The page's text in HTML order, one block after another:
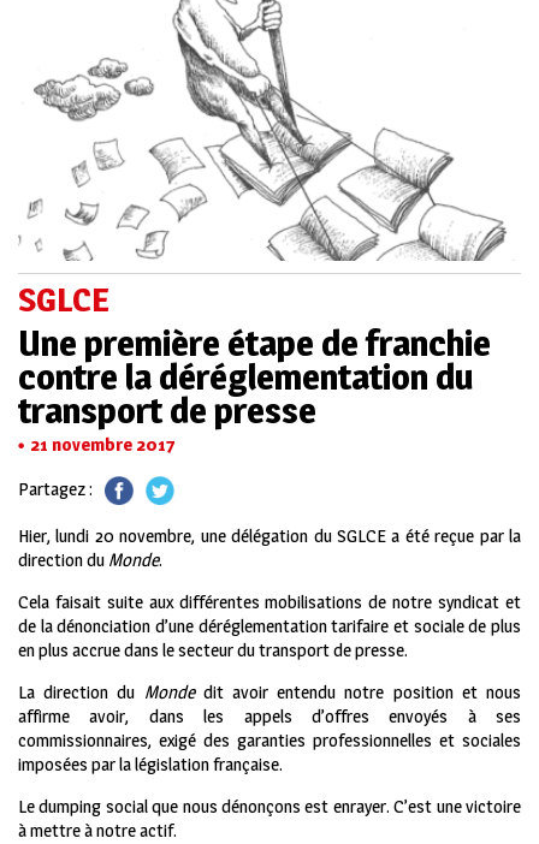
SGLCE
Une première étape de franchie
contre la déréglementation du
transport de presse
21 novembre 2017
Partagez :
Hier, lundi 20 novembre, une délégation du SGLCE a été reçue par la
direction du Monde.
Cela faisait suite aux différentes mobilisations de notre syndicat et
de la dénonciation d’une déréglementation tarifaire et sociale de plus
en plus accrue dans le secteur du transport de presse.
La direction du Mondedit avoir entendu notre position et nous
affirme avoir, dans les appels d’offres envoyés à ses
commissionnaires, exigé des garanties professionnelles et sociales
imposées par la législation française.
Le dumping social que nous dénonçons est enrayer. C’est une victoire
à mettre à notre actif.